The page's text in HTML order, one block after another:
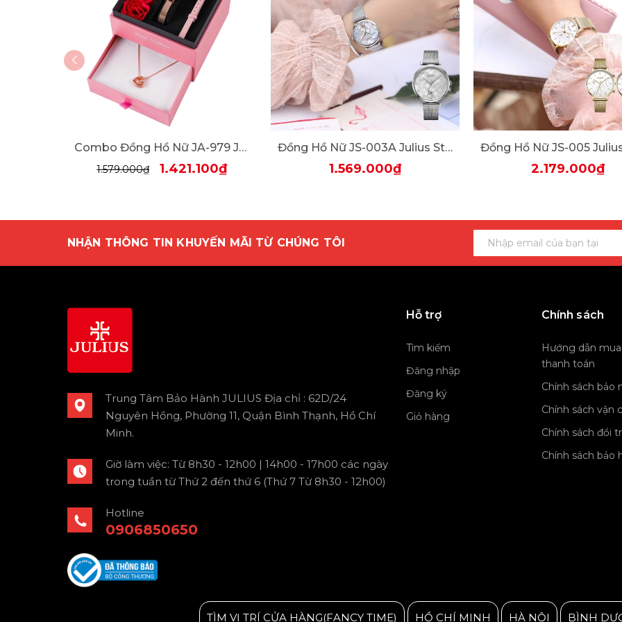
Combo Đồng Hồ Nữ JA-979 Julius + Dây Mesh + Nữ Trang ES482
1.579.000₫ 1.421.100₫
Đồng Hồ Nữ JS-003A Julius Star Hàn Quốc Mặt Xà Cừ (Bạc Trắng)
1.569.000₫ 2.179.000₫
NHẬN THÔNG TIN KHUYẾN MÃI TỪ CHÚNG TÔI
Trung Tâm Bảo Hành JULIUS Địa chỉ : 62D/24
Nguyên Hồng, Phường 11, Quận Bình Thạnh, Hồ Chí
Minh.
Giờ làm việc: Từ 8h30 - 12h00 | 14h00 - 17h00 các ngày
trong tuần từ Thứ 2 đến thứ 6 (Thứ 7 Từ 8h30 - 12h00)
Hotline
0906850650
Hỗ trợ
Tìm kiếm
Đăng nhập
Đăng ký
Giỏ hàng
Chính sách
Hướng dẫn
thanh toán
Chính sách bảo
Chính sách vận
Chính sách đổi
Chính sách bảo
TÌM VỊ TRÍ CỬA HÀNG(FANCY TIME) HỒ CHÍ MINH HÀ NỘI BÌNH